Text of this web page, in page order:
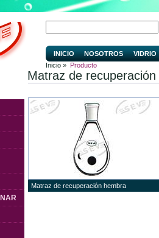
INICIO NOSOTROS
VIDRIO
Inicio » Producto
Matraz de
Matraz de recuperación hembra